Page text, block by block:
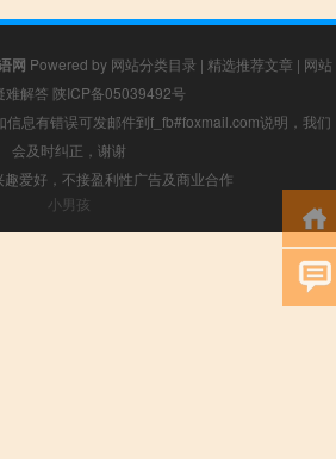
网 Powered by 网站分类目录 | 精选推荐文章 | 网站
难解答 陕ICP备05039492号
信息有错误可发邮件到f_fb#foxmail.com说明，我们
会及时纠正，谢谢
爱好，不接盈利性广告及商业合作
小男孩